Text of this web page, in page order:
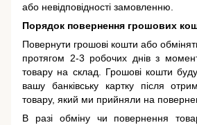
або невідповідності замовленню.
Порядок повернення грошових
Повернути грошові кошти або
протягом 2-3 робочих днів з
товару на склад. Грошові кошти
вашу банківську картку після
товару, який ми прийняли на
В разі обміну чи повернення